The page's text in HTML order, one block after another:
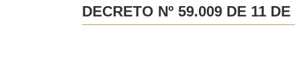
DECRETO Nº 59.009 DE 11